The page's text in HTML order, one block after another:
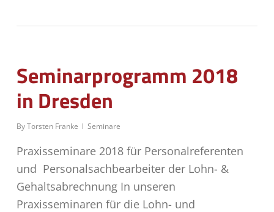
Seminarprogramm 2018
in Dresden
ByTorsten Franke Seminare
Praxisseminare 2018 für Personalreferenten
und Personalsachbearbeiter der Lohn- &
Gehaltsabrechnung In unseren
Praxisseminaren für die Lohn- und